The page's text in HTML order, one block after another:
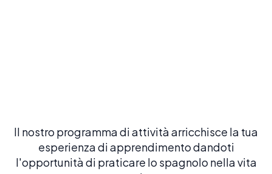
Il nostro programma di attività arricchisce la tua
esperienza di apprendimento dandoti
l'opportunità di praticare lo spagnolo nella vita